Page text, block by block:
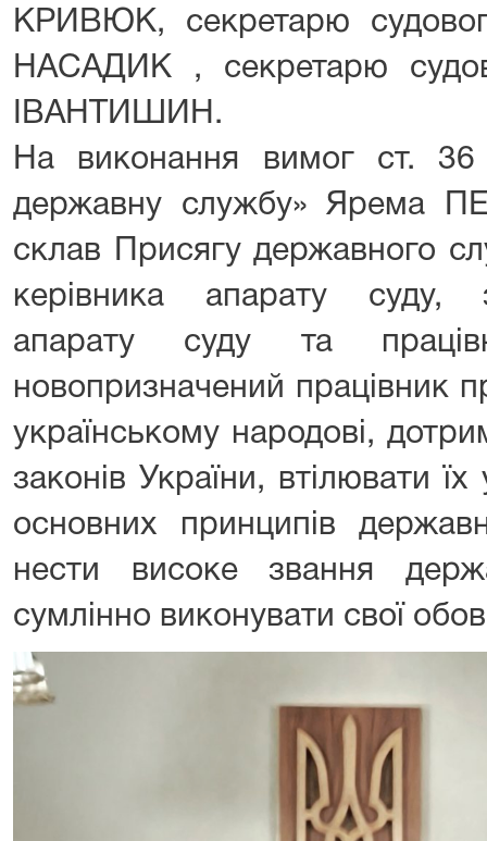
КРИВЮК, секретарю
НАСАДИК , секретарю
ІВАНТИШИН.
На виконання вимог ст.
державну службу» Ярема
склав Присягу державного
керівника апарату суду,
апарату суду та
новопризначений працівник
українському народові,
законів України, втілювати
основних принципів
нести високе звання
сумлінно виконувати свої